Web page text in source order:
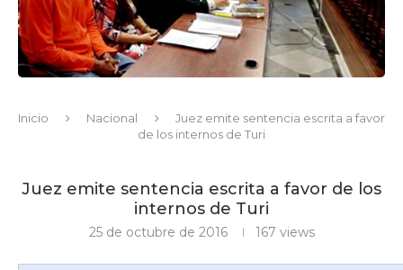
Inicio Nacional
Juez emite sentencia escrita a favor
de los internos de Turi
Juez emite sentencia escrita a favor de los
internos de Turi
25 de octubre de 2016 167 views